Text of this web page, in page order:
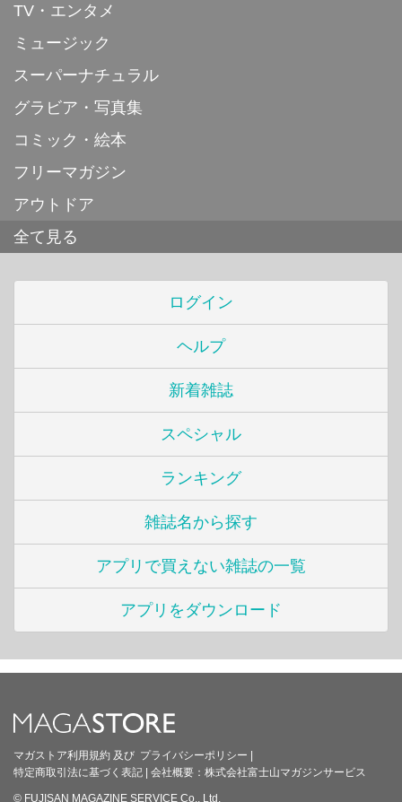
TV・エンタメ
ミュージック
スーパーナチュラル
グラビア・写真集
コミック・絵本
フリーマガジン
アウトドア
全て見る
ログイン
ヘルプ
新着雑誌
スペシャル
ランキング
雑誌名から探す
アプリで買えない雑誌の一覧
アプリをダウンロード
マガストア利用規約 及び プライバシーポリシー |
特定商取引法に基づく表記 | 会社概要： 株式会社富士山マガジンサービス
© FUJISAN MAGAZINE SERVICE Co., Ltd.